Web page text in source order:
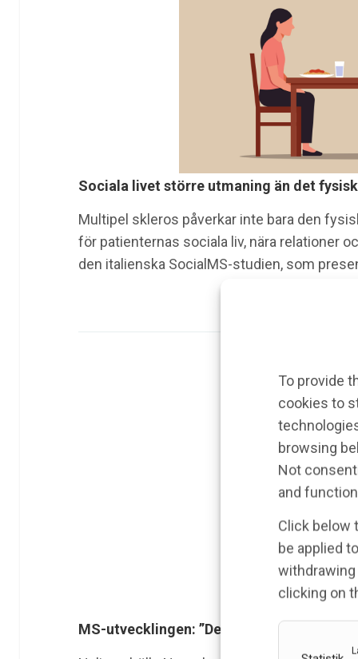
To provide
cookies to
browsing
Not
and
Click below
be applied
withdrawing
clicking on
Sociala livet större utmaning än det
Multipel skleros påverkar inte bara den
för patienternas sociala liv, nära relationer
den italienska SocialMS-studien, som
MS-utvecklingen: ”De ska inte behöva